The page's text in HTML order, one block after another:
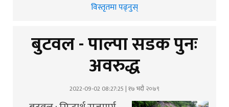
विस्तृतमा पढ्नुस्
बुटवल - पाल्पा सडक पुनः
अवरुद्ध
2022-09-02 08:27:25 | १७ भदौ २०७९